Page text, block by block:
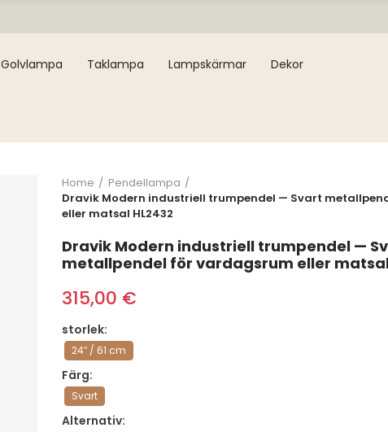
Golvlampa Taklampa Lampskärmar Dekor
Home
Pendellampa
Dravik Modern industriell trumpendel — Svart
eller matsal HL2432
Dravik Modern industriell trumpendel —
metallpendel för vardagsrum eller matsal
315,00 €
storlek
24″ / 61 cm
Färg
Svart
Alternativ